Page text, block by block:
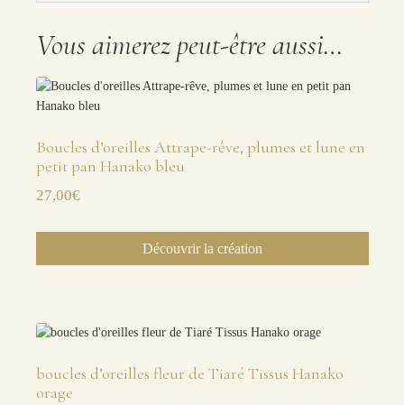
Vous aimerez peut-être aussi…
Boucles d’oreilles Attrape-rêve, plumes et lune en
petit pan Hanako bleu
27,00€
Découvrir la création
boucles d’oreilles fleur de Tiaré Tissus Hanako
orage